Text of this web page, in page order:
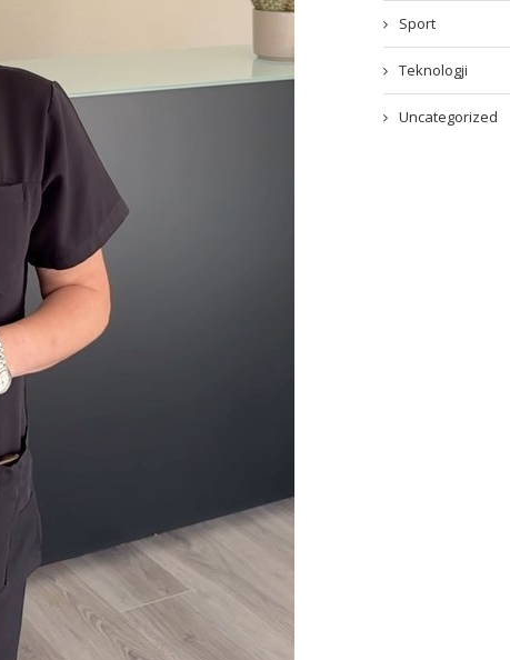
Sport
Teknologji
Uncategorized